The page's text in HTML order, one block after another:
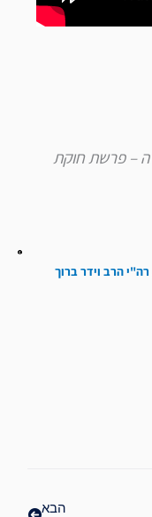
רה"י הרב וידר ברוך
הבא